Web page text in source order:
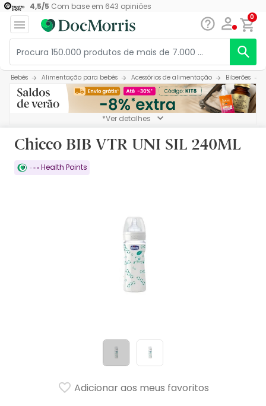
4,5/5 Com base em 643 opiniões
0
Bebés Alimentação para bebés Acessórios de alimentação Biberões
*Ver detalhes
Chicco BIB VTR UNI SIL 240ML
Health Points
Adicionar aos meus favoritos